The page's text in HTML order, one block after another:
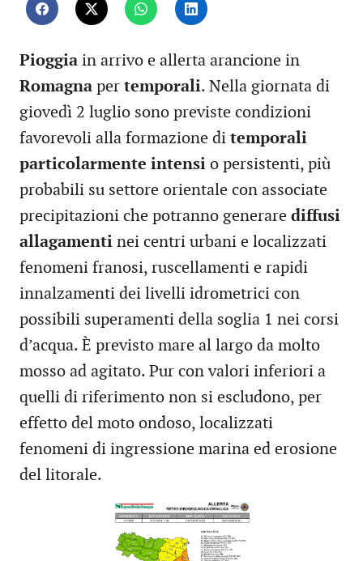
Pioggia in arrivo e allerta arancione in
Romagna per temporali. Nella giornata di
giovedì 2 luglio sono previste condizioni
favorevoli alla formazione di temporali
particolarmente intensi o persistenti, più
probabili su settore orientale con associate
precipitazioni che potranno generare diffusi
allagamenti nei centri urbani e localizzati
fenomeni franosi, ruscellamenti e rapidi
innalzamenti dei livelli idrometrici con
possibili superamenti della soglia 1 nei corsi
d’acqua. È previsto mare al largo da molto
mosso ad agitato. Pur con valori inferiori a
quelli di riferimento non si escludono, per
effetto del moto ondoso, localizzati
fenomeni di ingressione marina ed erosione
del litorale.